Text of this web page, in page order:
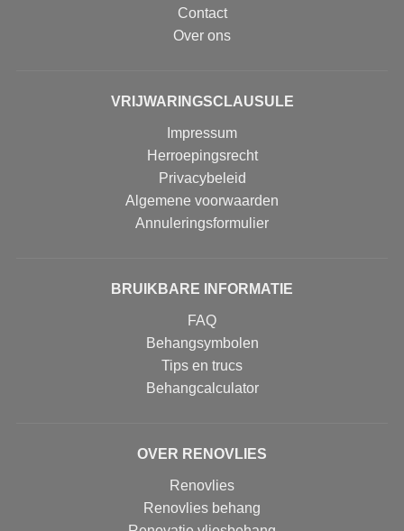
Contact
Over ons
VRIJWARINGSCLAUSULE
Impressum
Herroepingsrecht
Privacybeleid
Algemene voorwaarden
Annuleringsformulier
BRUIKBARE INFORMATIE
FAQ
Behangsymbolen
Tips en trucs
Behangcalculator
OVER RENOVLIES
Renovlies
Renovlies behang